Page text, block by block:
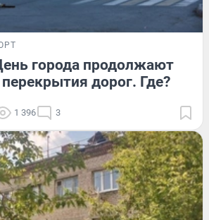
города продолжают
дорог. Где?
1 396 3